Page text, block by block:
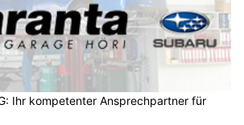
Ihr kompetenter Ansprechpartner für